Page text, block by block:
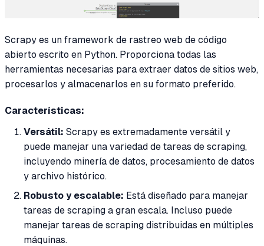
Scrapy es un framework de rastreo web de código
abierto escrito en Python. Proporciona todas las
herramientas necesarias para extraer datos de sitios web,
procesarlos y almacenarlos en su formato preferido.
Características:
Versátil: Scrapy es extremadamente versátil y
puede manejar una variedad de tareas de scraping,
incluyendo minería de datos, procesamiento de datos
y archivo histórico.
Robusto y escalable: Está diseñado para manejar
tareas de scraping a gran escala. Incluso puede
manejar tareas de scraping distribuidas en múltiples
máquinas.